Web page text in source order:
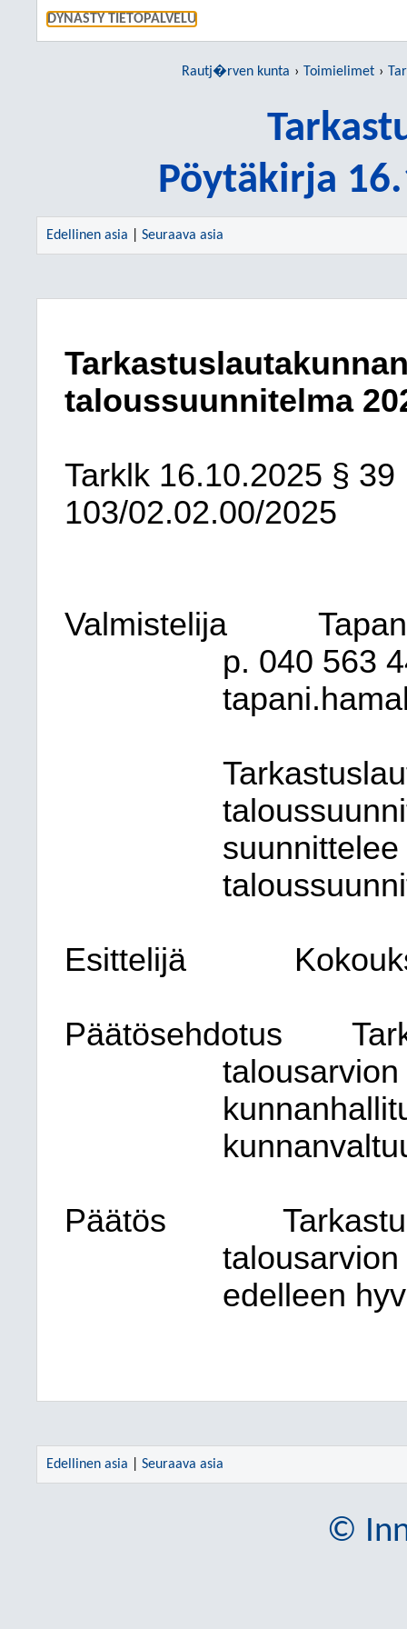
DYNASTY TIETOPALVELU
Rautj�rven kunta Toimielimet
Pöytäkirja
Edellinen asia Seuraava asia
taloussuunnitelma
Tarklk 16.10.2025 § 39
103/02.02.00/2025
Valmistelija
p. 040 563
Esittelijä
Päätösehdotus
Päätös
edelleen
Edellinen asia Seuraava asia
©